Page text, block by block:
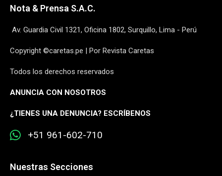
Nota & Prensa S.A.C.
Av. Guardia Civil 1321, Oficina 1802, Surquillo, Lima - Perú
Copyright ©caretas.pe | Por Revista Caretas
Todos los derechos reservados
ANUNCIA CON NOSOTROS
¿TIENES UNA DENUNCIA? ESCRÍBENOS
+51 961-602-710
Nuestras Secciones